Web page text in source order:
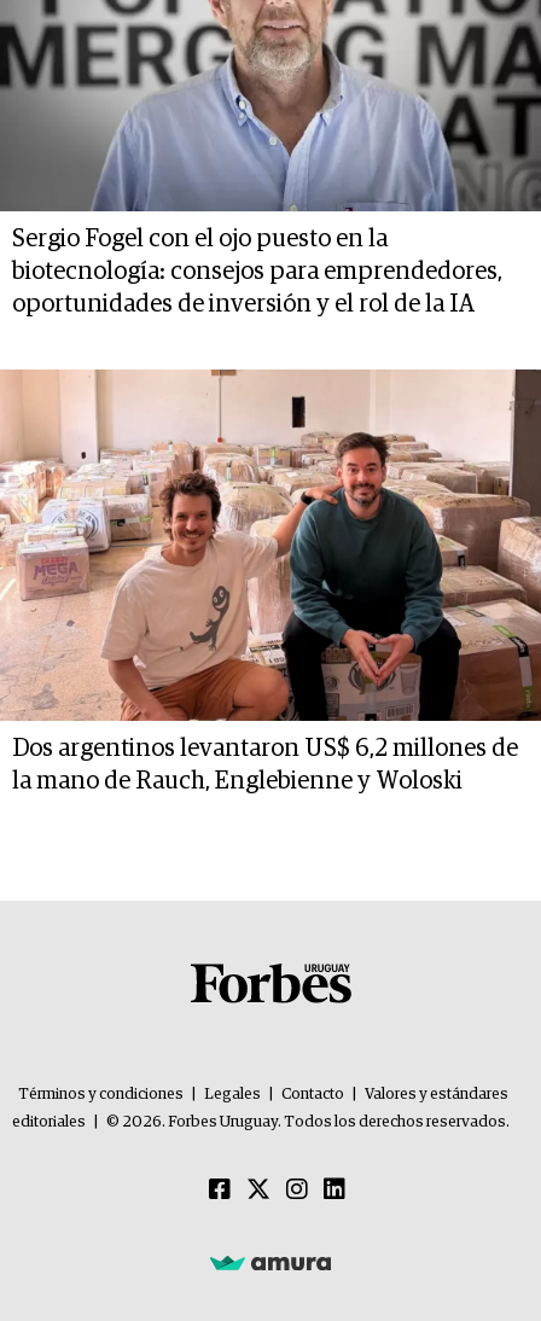
Sergio Fogel con el ojo puesto en la
biotecnología: consejos para emprendedores,
oportunidades de inversión y el rol de la IA
Dos argentinos levantaron US$ 6,2 millones de
la mano de Rauch, Englebienne y Woloski
Términos y condiciones Legales Contacto
Valores y estándares
editoriales
© 2026. Forbes Uruguay. Todos los derechos reservados.